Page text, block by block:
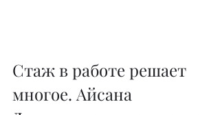
Стаж в работе решает
многое. Айсана